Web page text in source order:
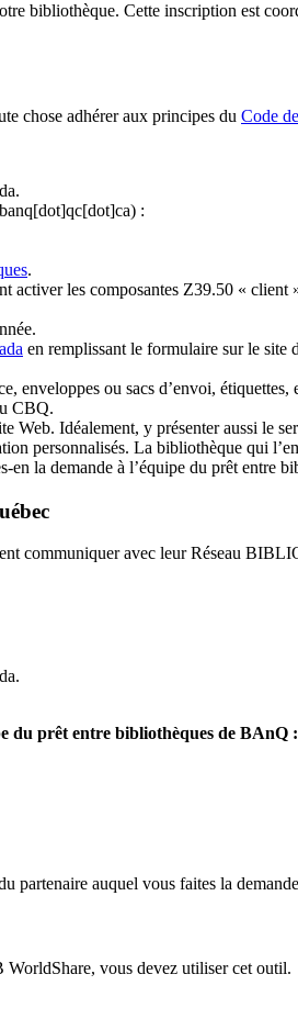
bibliothèque. Cette inscription est
chose adhérer aux principes du Code
:
.
les composantes Z39.50 «
en remplissant le formulaire sur le site
enveloppes ou sacs d’envoi, étiquettes,
CBQ.
Web. Idéalement, y présenter aussi le
personnalisés. La bibliothèque qui
la demande à l’équipe du prêt entre
communiquer avec leur Réseau
du prêt entre bibliothèques de BAnQ :
partenaire auquel vous faites la
vous devez utiliser cet outil.